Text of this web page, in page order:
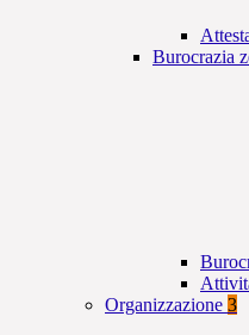
Burocrazia
Organizzazione 3